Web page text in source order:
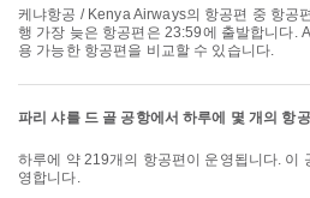
케냐항공 / Kenya Airways의 항공편 중 항공편 번호 KQ886로 운항되는 방콕
행 가장 늦은 항공편은 23:59에 출발합니다.
용 가능한 항공편을 비교할 수 있습니다.
파리 샤를 드 골 공항에서 하루에 몇 개의 항
하루에 약 219개의 항공편이 운영됩니다. 이 공항은 국내 & 국제 항공편을 운
영합니다.